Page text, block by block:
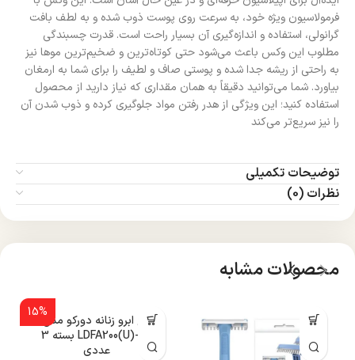
فرمولاسیون ویژه خود، به سرعت روی پوست ذوب شده و به لطف بافت
گرانولی، استفاده و اندازه‌گیری آن بسیار راحت است. قدرت چسبندگی
مطلوب این وکس باعث می‌شود حتی کوتاه‌ترین و ضخیم‌ترین موها نیز
به راحتی از ریشه جدا شده و پوستی صاف و لطیف را برای شما به ارمغان
بیاورد. شما می‌توانید دقیقاً به همان مقداری که نیاز دارید از محصول
استفاده کنید؛ این ویژگی از هدر رفتن مواد جلوگیری کرده و ذوب شدن آن
را نیز سریع‌تر می‌کند
توضیحات تکمیلی
نظرات (0)
محصولات مشابه
15%
تیغ ابرو زنانه دورکو مدل
LDFA200(U)-3B بسته 3
عددی